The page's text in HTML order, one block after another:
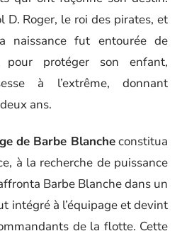
D. Roger, le roi des pirates, et
naissance fut entourée de
pour protéger son enfant,
à l’extrême, donnant
ans.
de Barbe Blancheconstitua
à la recherche de puissance
Barbe Blanche dans un
intégré à l’équipage et devint
de la flotte. Cette